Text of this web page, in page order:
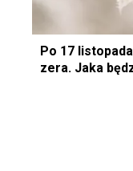
Po 17
zera. Jaka